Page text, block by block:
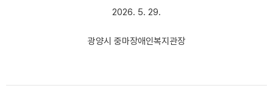
2026. 5. 29.
광양시 중마장애인복지관장